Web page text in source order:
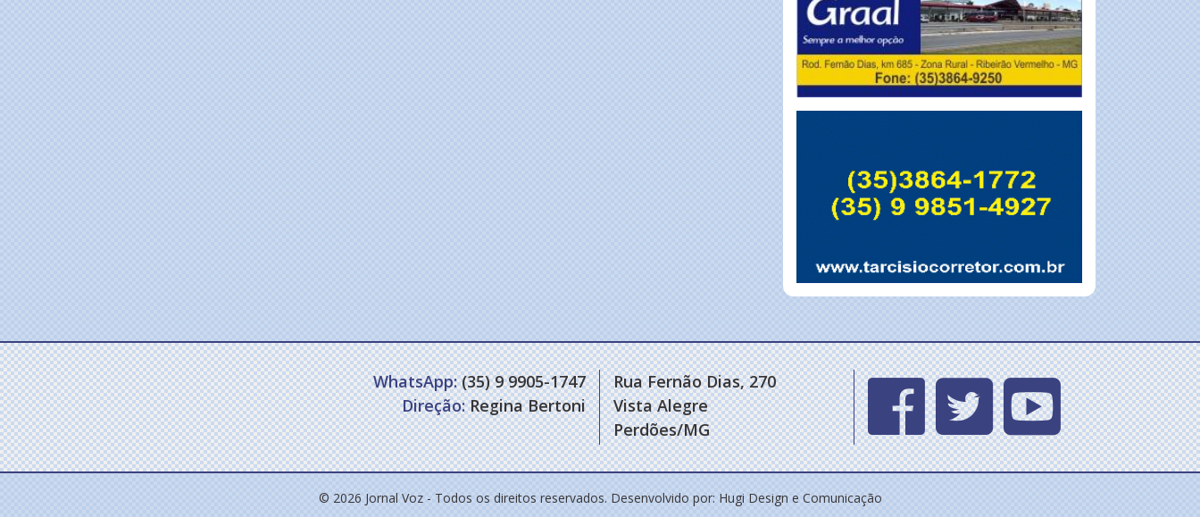
WhatsApp:(35) 9 9905-1747
Direção:Regina Bertoni
Rua Fernão Dias, 270
Vista Alegre
Perdões/MG
© 2026 Jornal Voz - Todos os direitos reservados. Desenvolvido por: Hugi Design e Comunicação